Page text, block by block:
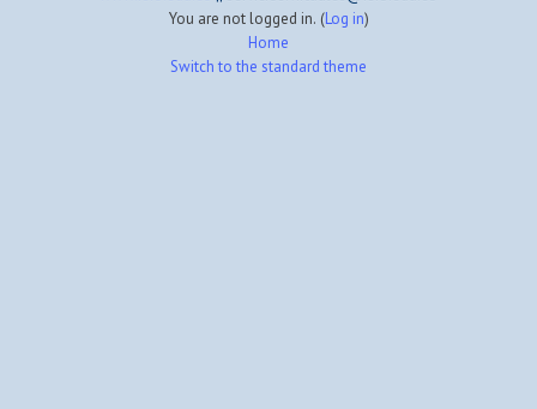
You are not logged in. (Log in)
Home
Switch to the standard theme